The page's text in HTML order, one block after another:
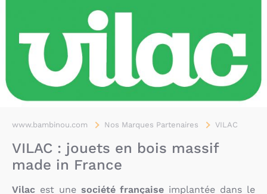
www.bambinou.com Nos Marques Partenaires VILAC
VILAC : jouets en bois massif
made in France
Vilac est une société française implantée dans le